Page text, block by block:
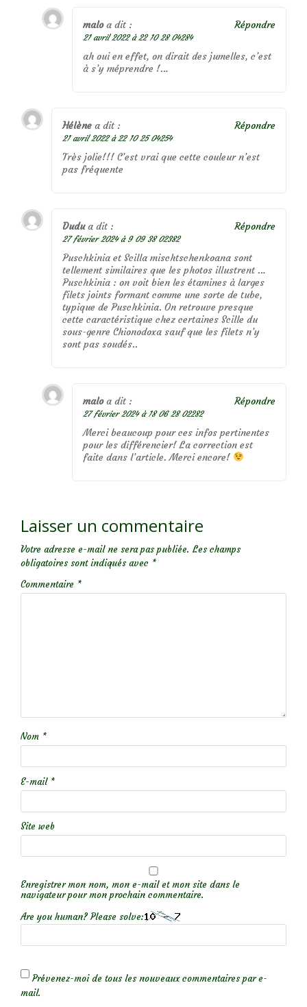
malo a dit :
21 avril 2022 à 22 10 28 04284
ah oui en effet, on dirait des jumelles, c’est
à s’y méprendre !…
Répondre
Hélène a dit :
21 avril 2022 à 22 10 25 04254
Très jolie!!! C’est vrai que cette couleur n’est
pas fréquente
Répondre
Dudu a dit :
27 février 2024 à 9 09 38 02382
Puschkinia et Scilla mischtschenkoana sont
tellement similaires que les photos illustrent …
Puschkinia : on voit bien les étamines à larges
filets joints formant comme une sorte de tube,
typique de Puschkinia. On retrouve presque
cette caractéristique chez certaines Scille du
sous-genre Chionodoxa sauf que les filets n’y
sont pas soudés..
Répondre
malo a dit :
27 février 2024 à 18 06 28 02282
Merci beaucoup pour ces infos pertinentes
pour les différencier! La correction est
faite dans l’article. Merci encore!
Répondre
Laisser un commentaire
Votre adresse e-mail ne sera pas publiée. Les champs
obligatoires sont indiqués avec *
Commentaire *
Nom *
E-mail *
Site web
Enregistrer mon nom, mon e-mail et mon site dans le
navigateur pour mon prochain commentaire.
Are you human? Please solve:
Prévenez-moi de tous les nouveaux commentaires par e-
mail.